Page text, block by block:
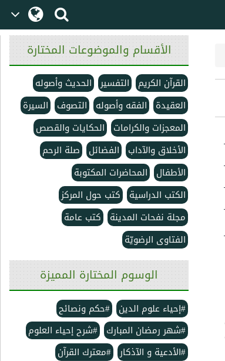
الأقسام والموضوعات المختارة
القرآن الكريم التفسير الحديث وأصوله
العقیدۃ
الفقه وأصوله التصوف
السيرة
المعجزات والكرامات
الحكايات والقصص
الأخلاق والآداب
الفضائل
صلة الرحم
الأطفال
المحاضرات المكتوبة
الكتب الدراسية
كتب حول المركز
مجلة نفحات المدينة
كتب عامة
الفتاوى الرضويّة
الوسوم المختارة المميزة
#إحياء علوم الدين #حكم ونصائح
#شهر رمضان المبارك #شرح إحياء العلوم
#الأدعية و الآذكار #معترك القرآن